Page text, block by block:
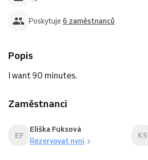
Poskytuje 6 zaměstnanců
Popis
I want 90 minutes.
Zaměstnanci
EF
Eliška Fuksová
Rezervovat nyní
KS